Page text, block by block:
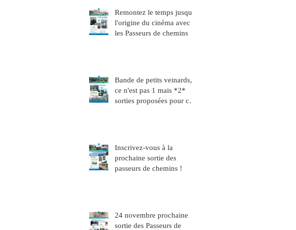
Remontez le temps jusqu'à
l'origine du cinéma avec
les Passeurs de chemins
Bande de petits veinards,
ce n'est pas 1 mais *2*
sorties proposées pour ce
Inscrivez-vous à la
prochaine sortie des
passeurs de chemins !
24 novembre prochaine
sortie des Passeurs de